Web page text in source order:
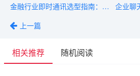
金融行业即时通讯选型指南：从需求到落地的完整流程
上一篇
相关推荐 随机阅读